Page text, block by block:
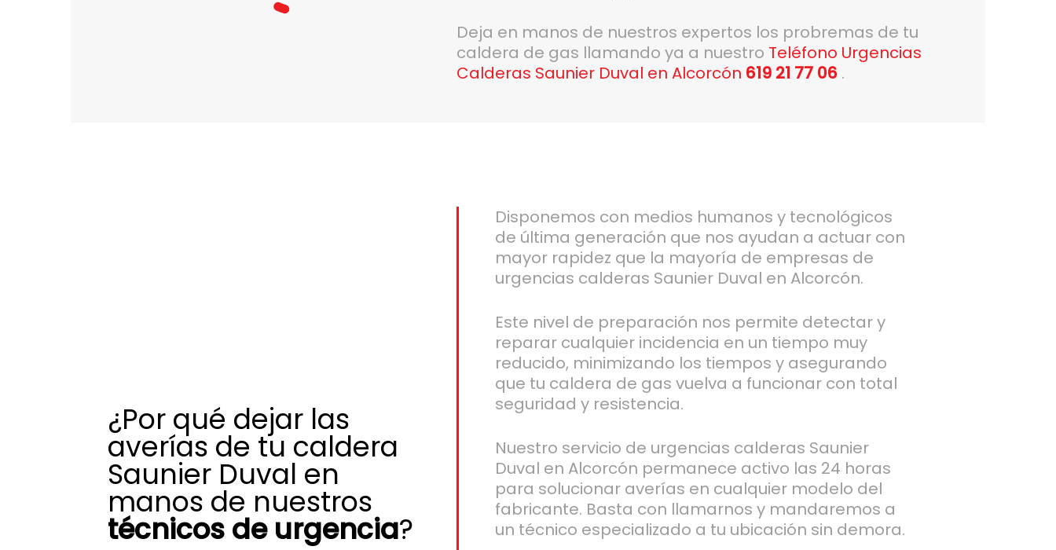
Deja en manos de nuestros expertos los probremas de tu
caldera de gas llamando ya a nuestro Teléfono Urgencias
Calderas Saunier Duval en Alcorcón 619 21 77 06 .
¿Por qué dejar las
averías de tu caldera
Saunier Duval en
manos de nuestros
técnicos de urgencia?
Disponemos con medios humanos y tecnológicos
de última generación que nos ayudan a actuar con
mayor rapidez que la mayoría de empresas de
urgencias calderas Saunier Duval en Alcorcón.
Este nivel de preparación nos permite detectar y
reparar cualquier incidencia en un tiempo muy
reducido, minimizando los tiempos y asegurando
que tu caldera de gas vuelva a funcionar con total
seguridad y resistencia.
Nuestro servicio de urgencias calderas Saunier
Duval en Alcorcón permanece activo las 24 horas
para solucionar averías en cualquier modelo del
fabricante. Basta con llamarnos y mandaremos a
un técnico especializado a tu ubicación sin demora.